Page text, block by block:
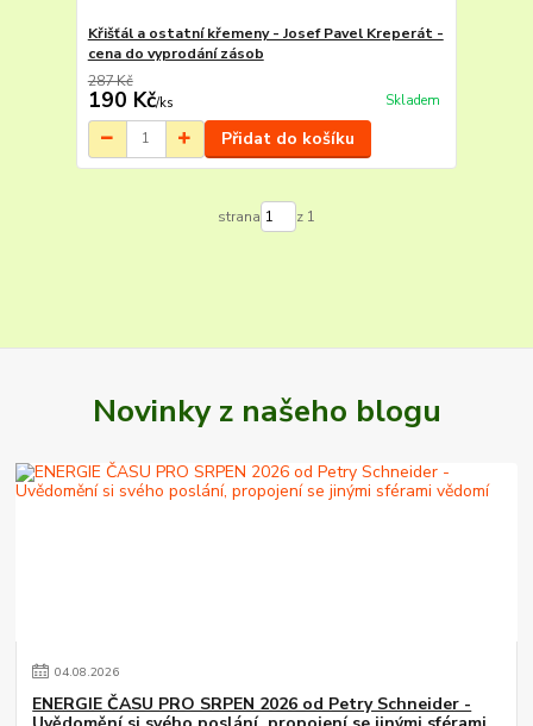
Křišťál a ostatní křemeny - Josef Pavel Kreperát -
cena do vyprodání zásob
287 Kč
190 Kč/ks Skladem
Přidat do košíku
strana z 1
Novinky z našeho blogu
04.08.2026
ENERGIE ČASU PRO SRPEN 2026 od Petry Schneider -